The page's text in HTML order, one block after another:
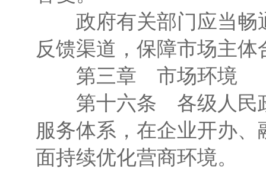
政府有关部门应当畅
反馈渠道，保障市场主
第三章 市场环境
第十六条 各级人民政
服务体系，在企业开办
面持续优化营商环境。